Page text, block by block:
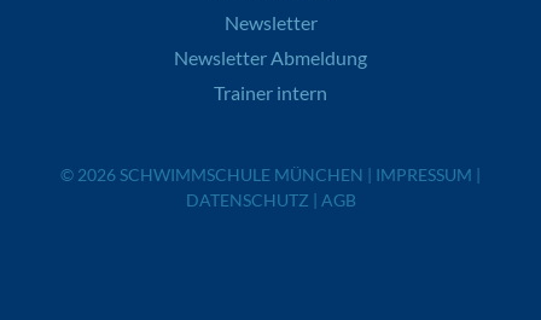
Newsletter
Newsletter Abmeldung
Trainer intern
© 2026 SCHWIMMSCHULE MÜNCHEN | IMPRESSUM |
DATENSCHUTZ | AGB